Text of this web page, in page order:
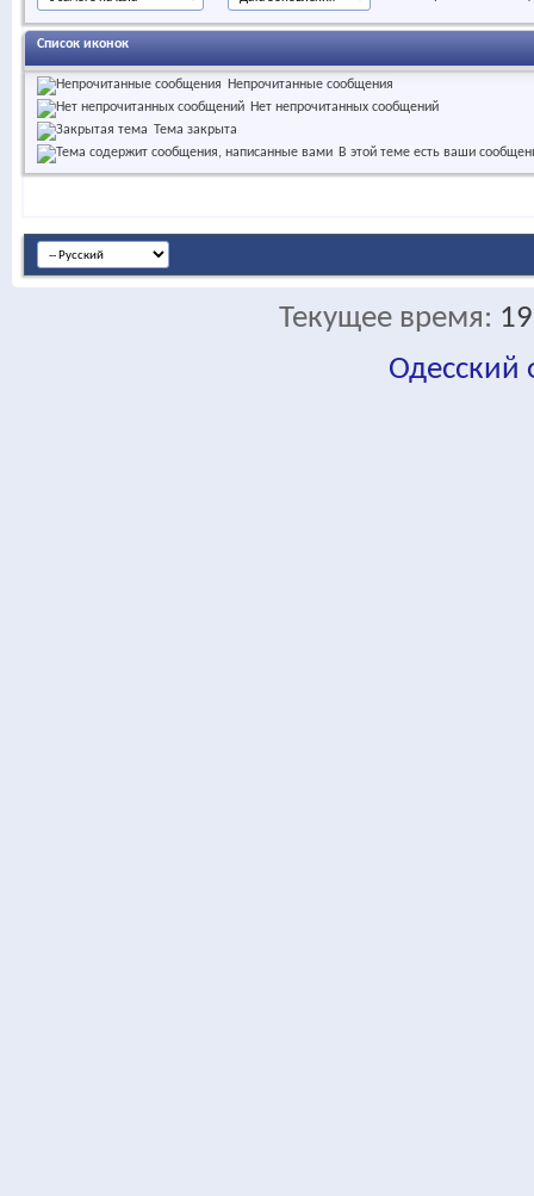
Список иконок
Непрочитанные сообщения
Нет непрочитанных сообщений
Тема закрыта
В этой теме есть ваши
Текущее время:
Одесский